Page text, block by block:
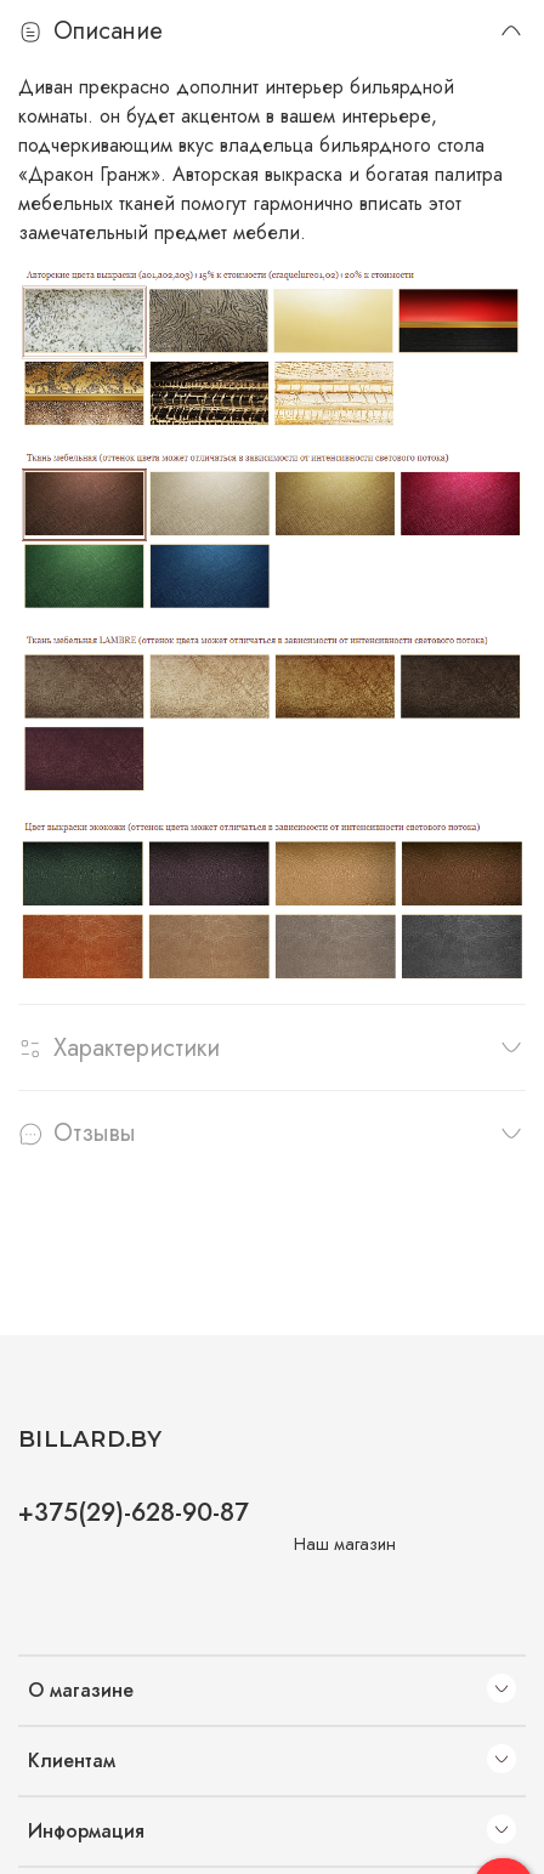
Описание
Диван прекрасно дополнит интерьер бильярдной
комнаты. он будет акцентом в вашем интерьере,
подчеркивающим вкус владельца бильярдного стола
«Дракон Гранж». Авторская выкраска и богатая палитра
мебельных тканей помогут гармонично вписать этот
замечательный предмет мебели.
Характеристики
Отзывы
О магазине
Клиентам
Информация
BILLARD.BY
+375(29)-628-90-87
Наш магазин